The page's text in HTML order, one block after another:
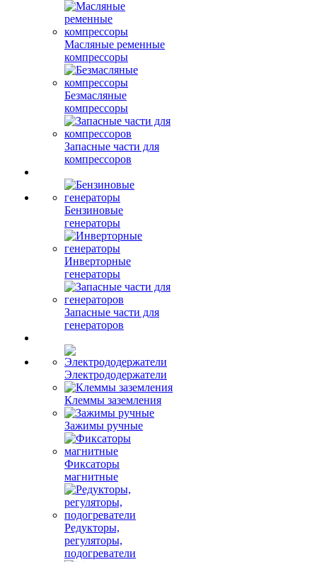
Масляные ременные
компрессоры
Безмасляные
компрессоры
Запасные части для
компрессоров
Бензиновые
генераторы
Инверторные
генераторы
Запасные части для
генераторов
Электрододержатели
Клеммы заземления
Зажимы ручные
Фиксаторы
магнитные
Редукторы,
регуляторы,
подогреватели